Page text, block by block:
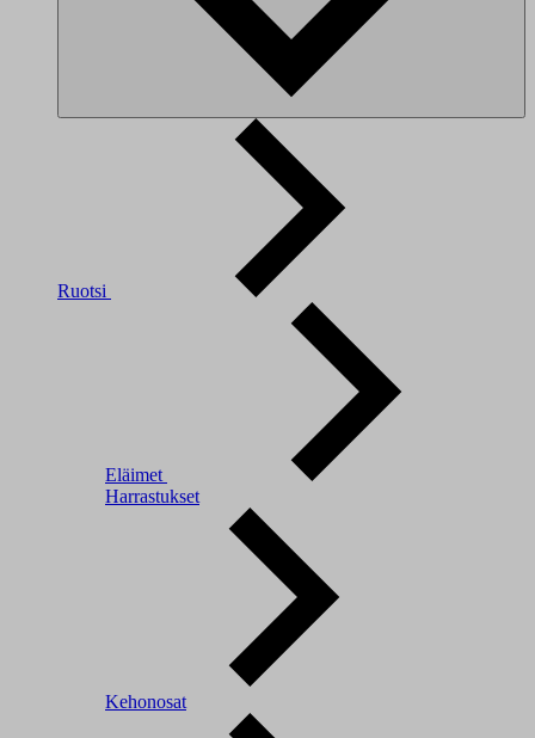
Ruotsi
Eläimet
Harrastukset
Kehonosat